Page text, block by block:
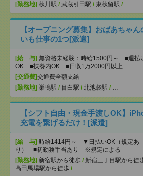
[勤務地] 秋川駅 / 武蔵引田駅 / 東秋留駅 / …
【オープニング募集】おばあちゃ
いも仕事の1つ[派遣]
[給 与] 無資格未経験：時給1500円～ ■週払
OK ■扶養内OK ■日収1万2000円以上
[交通費]交通費全額支給
[勤務地] 巣鴨駅 / 目白駅 / 北池袋駅 / …
【シフト自由・現金手渡しOK】
充電を繋げるだけ！[派遣]
[給 与] 時給1414円～ ▼日払いOK（規定あ
り） ■初勤務手当あり ※規定による
[勤務地] 新宿駅から徒歩 / 新宿三丁目駅から徒
高田馬場駅から徒歩 / …